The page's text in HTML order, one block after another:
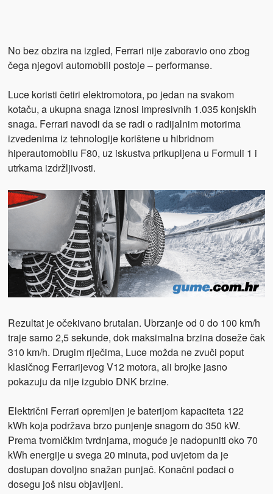
No bez obzira na izgled, Ferrari nije zaboravio ono zbog
čega njegovi automobili postoje – performanse.
Luce koristi četiri elektromotora, po jedan na svakom
kotaču, a ukupna snaga iznosi impresivnih 1.035 konjskih
snaga. Ferrari navodi da se radi o radijalnim motorima
izvedenima iz tehnologije korištene u hibridnom
hiperautomobilu F80, uz iskustva prikupljena u Formuli 1 i
utrkama izdržljivosti.
Rezultat je očekivano brutalan. Ubrzanje od 0 do 100 km/h
traje samo 2,5 sekunde, dok maksimalna brzina doseže čak
310 km/h. Drugim riječima, Luce možda ne zvuči poput
klasičnog Ferrarijevog V12 motora, ali brojke jasno
pokazuju da nije izgubio DNK brzine.
Električni Ferrari opremljen je baterijom kapaciteta 122
kWh koja podržava brzo punjenje snagom do 350 kW.
Prema tvorničkim tvrdnjama, moguće je nadopuniti oko 70
kWh energije u svega 20 minuta, pod uvjetom da je
dostupan dovoljno snažan punjač. Konačni podaci o
dosegu još nisu objavljeni.